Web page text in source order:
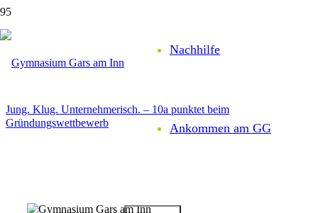
Nachhilfe
Ankommen am GG
Wirtschaftswissenschaften
Jung. Klug. Unternehmerisch. – 10a punktet beim
Gründungswettbewerb